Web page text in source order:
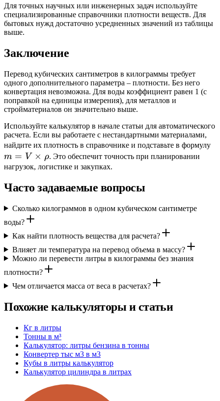
Для точных научных или инженерных задач используйте
специализированные справочники плотности веществ. Для
бытовых нужд достаточно усредненных значений из таблицы
выше.
Заключение
Перевод кубических сантиметров в килограммы требует
одного дополнительного параметра – плотности. Без него
конвертация невозможна. Для воды коэффициент равен 1 (с
поправкой на единицы измерения), для металлов и
стройматериалов он значительно выше.
Используйте калькулятор в начале статьи для автоматического
расчета. Если вы работаете с нестандартными материалами,
найдите их плотность в справочнике и подставьте в формулу
m = V × ρ. Это обеспечит точность при планировании
нагрузок, логистике и закупках.
Часто задаваемые вопросы
Сколько килограммов в одном кубическом сантиметре
воды?
Как найти плотность вещества для расчета?
Влияет ли температура на перевод объема в массу?
Можно ли перевести литры в килограммы без знания
плотности?
Чем отличается масса от веса в расчетах?
Похожие калькуляторы и статьи
Кг в литры
Тонны в м³
Калькулятор: литры бензина в тонны
Конвертер тыс м3 в м3
Кубы в литры калькулятор
Калькулятор цилиндра в литрах